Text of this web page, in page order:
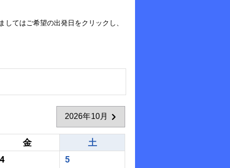
てはご希望の出発日をクリックし、
2026年10月
金
土
4 5